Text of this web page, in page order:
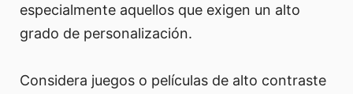
especialmente aquellos que exigen un alto
grado de personalización.
Considera juegos o películas de alto contraste